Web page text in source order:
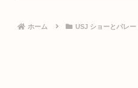
ホーム USJ ショーとパレー